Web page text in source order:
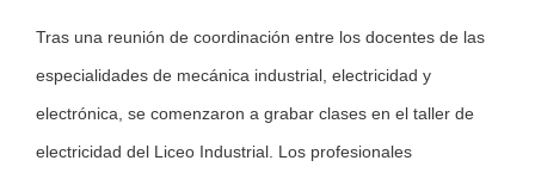
Tras una reunión de coordinación entre los docentes de las
especialidades de mecánica industrial, electricidad y
electrónica, se comenzaron a grabar clases en el taller de
electricidad del Liceo Industrial. Los profesionales